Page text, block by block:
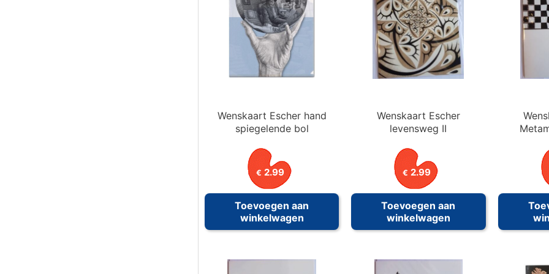
Wenskaart Escher hand
spiegelende bol
€ 2.99
Toevoegen aan
winkelwagen
Wenskaart Escher
levensweg II
€ 2.99
Toevoegen aan
winkelwagen